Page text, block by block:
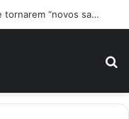
Em Assis, Papa desafia jovens a se tornarem “novos santos” e construtores da fraternidade